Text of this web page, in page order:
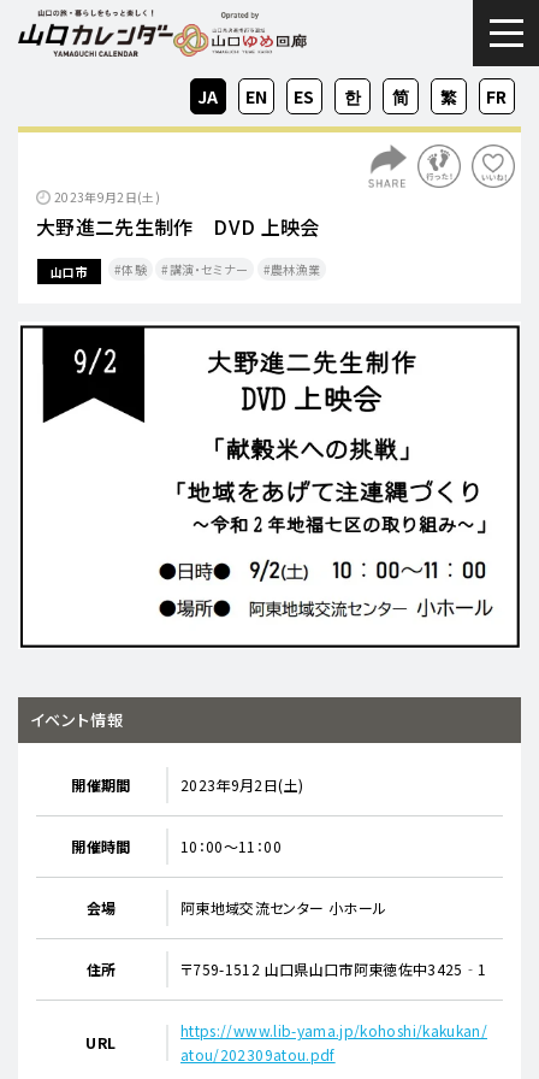
ZH-
CN
ZH-
TW
EN FR
JA KO
ES
2023年9月2日(土)
大野進二先生制作 DVD 上映会
山口市 体験 講演・セミナー 農林漁業
イベント情報
開催期間 2023年9月2日(土)
開催時間 10：00～11：00
会場 阿東地域交流センター 小ホール
住所 〒759-1512 山口県山口市阿東徳佐中3425‐1
URL
https://www.lib-yama.jp/kohoshi/kakukan/
atou/202309atou.pdf